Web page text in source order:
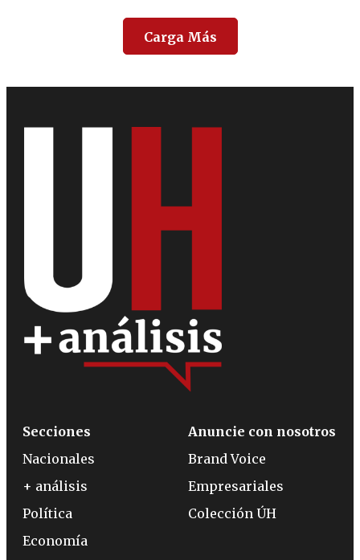
Carga Más
Secciones
Nacionales
+ análisis
Política
Economía
Anuncie con nosotros
Brand Voice
Empresariales
Colección ÚH